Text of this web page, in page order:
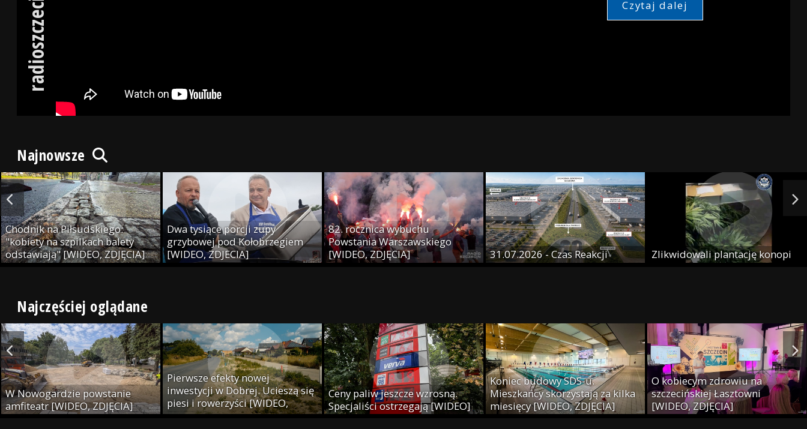
radioszczecin.tv Czytaj dalej
Najnowsze
Chodnik na Piłsudskiego:
"kobiety na szpilkach balety
odstawiają" [WIDEO, ZDJĘCIA]
Dwa tysiące porcji zupy
grzybowej pod Kołobrzegiem
[WIDEO, ZDJECIA]
82. rocznica wybuchu
Powstania Warszawskiego
[WIDEO, ZDJĘCIA]
31.07.2026 - Czas Reakcji Zlikwidowali plantację konopi
Najczęściej oglądane
W Nowogardzie powstanie
amfiteatr [WIDEO, ZDJĘCIA]
Pierwsze efekty nowej
inwestycji w Dobrej. Ucieszą się
piesi i rowerzyści [WIDEO,
ZDJĘCIA]
Ceny paliw jeszcze wzrosną.
Specjaliści ostrzegają [WIDEO]
Koniec budowy SDS-u.
Mieszkańcy skorzystają za kilka
miesięcy [WIDEO, ZDJĘCIA]
O kobiecym zdrowiu na
szczecińskiej Łasztowni
[WIDEO, ZDJĘCIA]